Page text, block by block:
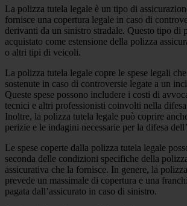
La polizza tutela legale è un tipo di
fornisce una copertura legale in caso di
derivanti da un sinistro stradale. Questo tipo di
acquistato come estensione della polizza
o altri tipi di veicoli.
La polizza tutela legale copre le spese legali
sostenute in caso di controversie legate a un
Queste spese possono includere i costi di
tecnici e altri professionisti coinvolti nella difesa
Inoltre, la polizza tutela legale può coprire
perizie e le indagini necessarie per la difesa
Le spese coperte dalla polizza tutela legale
seconda delle condizioni specifiche della
assicurativa che la fornisce. In genere, la
prevede un massimale di copertura e una
pagata dall’assicurato in caso di sinistro.